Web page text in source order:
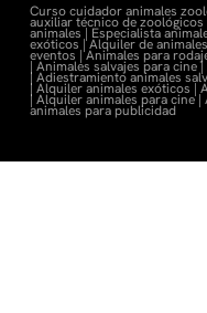
Curso cuidador animales
auxiliar técnico de zoológicos
animales | Especialista
exóticos |Alquiler de
eventos |Animales para
| Animales salvajes para cine |
| Adiestramiento animales
| Alquiler animales exóticos |
| Alquiler animales para cine |
animales para publicidad